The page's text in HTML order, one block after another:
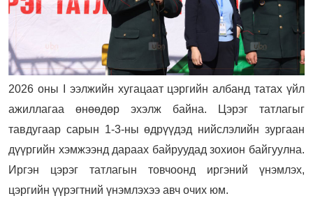
2026 оны I ээлжийн хугацаат цэргийн албанд татах үйл
ажиллагаа өнөөдөр эхэлж байна. Цэрэг татлагыг
тавдугаар сарын 1-3-ны өдрүүдэд нийслэлийн зургаан
дүүргийн хэмжээнд дараах байруудад зохион байгуулна.
Иргэн цэрэг татлагын товчоонд иргэний үнэмлэх,
цэргийн үүрэгтний үнэмлэхээ авч очих юм.